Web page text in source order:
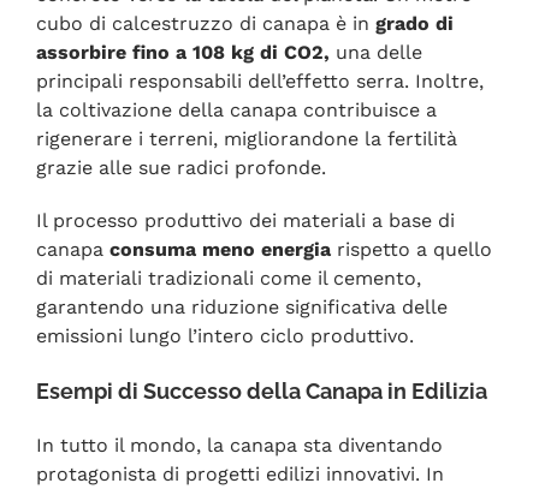
cubo di calcestruzzo di canapa è in grado di
assorbire fino a 108 kg di CO2, una delle
principali responsabili dell’effetto serra. Inoltre,
la coltivazione della canapa contribuisce a
rigenerare i terreni, migliorandone la fertilità
grazie alle sue radici profonde.
Il processo produttivo dei materiali a base di
canapa consuma meno energia rispetto a quello
di materiali tradizionali come il cemento,
garantendo una riduzione significativa delle
emissioni lungo l’intero ciclo produttivo.
Esempi di Successo della Canapa in Edilizia
In tutto il mondo, la canapa sta diventando
protagonista di progetti edilizi innovativi. In